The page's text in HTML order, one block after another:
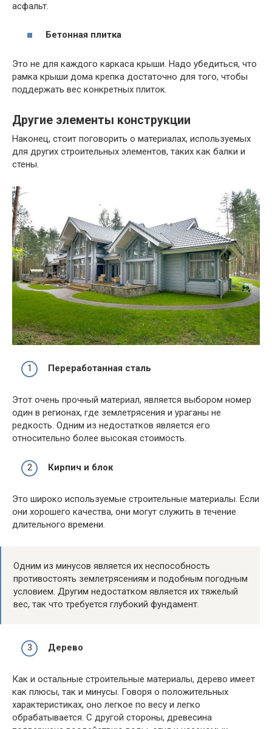
асфальт.
Бетонная плитка
Это не для каждого каркаса крыши. Надо убедиться, что
рамка крыши дома крепка достаточно для того, чтобы
поддержать вес конкретных плиток.
Другие элементы конструкции
Наконец, стоит поговорить о материалах, используемых
для других строительных элементов, таких как балки и
стены.
Переработанная сталь
Этот очень прочный материал, является выбором номер
один в регионах, где землетрясения и ураганы не
редкость. Одним из недостатков является его
относительно более высокая стоимость.
Кирпич и блок
Это широко используемые строительные материалы. Если
они хорошего качества, они могут служить в течение
длительного времени.
Одним из минусов является их неспособность
противостоять землетрясениям и подобным погодным
условием. Другим недостатком является их тяжелый
вес, так что требуется глубокий фундамент.
Дерево
Как и остальные строительные материалы, дерево имеет
как плюсы, так и минусы. Говоря о положительных
характеристиках, оно легкое по весу и легко
обрабатывается. С другой стороны, древесина